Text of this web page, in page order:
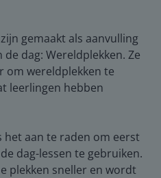
gemaakt als aanvulling
dag: Wereldplekken. Ze
om wereldplekken te
leerlingen hebben
aan te raden om eerst
dag-lessen te gebruiken.
plekken sneller en wordt